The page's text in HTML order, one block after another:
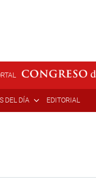
DEL DÍA EDITORIAL